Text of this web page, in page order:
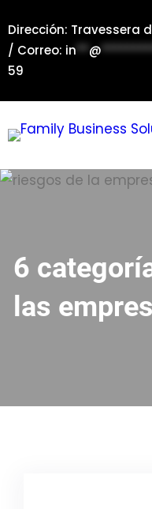
al
contenido
Dirección: Travessera
/ Correo: in**@
59
6
las